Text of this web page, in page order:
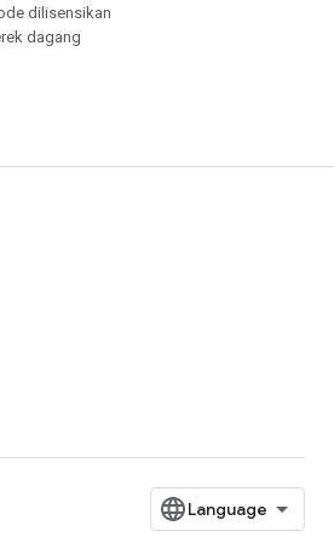
dilisensikan
dagang